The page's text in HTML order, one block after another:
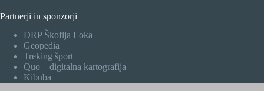
Partnerji in sponzorji
DRP Škoflja Loka
Geopedia
Treking šport
Quo – digitalna kartografija
Kibuba